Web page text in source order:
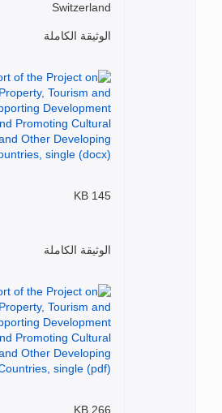
Switzerland
الوثيقة الكاملة
145 KB
الوثيقة الكاملة
266 KB